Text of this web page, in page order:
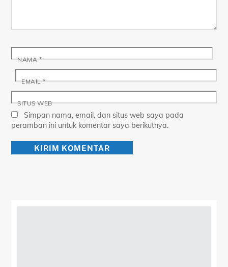
NAMA*
EMAIL*
SITUS WEB
Simpan nama, email, dan situs web saya pada
peramban ini untuk komentar saya berikutnya.